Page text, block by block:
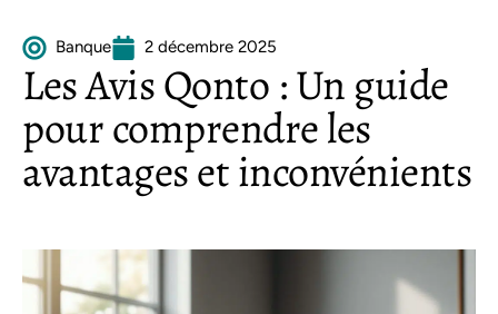
Banque 2 décembre 2025
Les Avis Qonto : Un guide
pour comprendre les
avantages et inconvénients